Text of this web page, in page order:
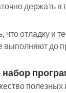
держать в
что отладку и
выполняют до
полезных